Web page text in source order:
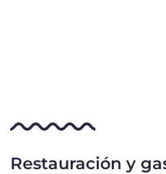
Restauración y